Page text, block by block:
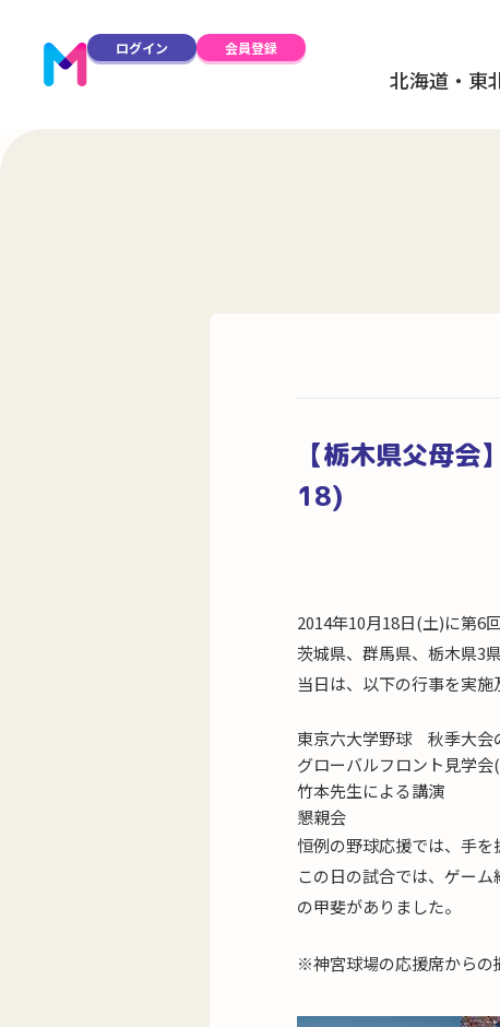
ログイン 会員登録
北海道・東
【栃木県父母
18)
2014年10月18日(土)に第6
茨城県、群馬県、栃木県3
当日は、以下の行事を実施
東京六大学野球 秋季大会
グローバルフロント見学
竹本先生による講演
懇親会
恒例の野球応援では、手を
この日の試合では、ゲー
の甲斐がありました。
※神宮球場の応援席からの